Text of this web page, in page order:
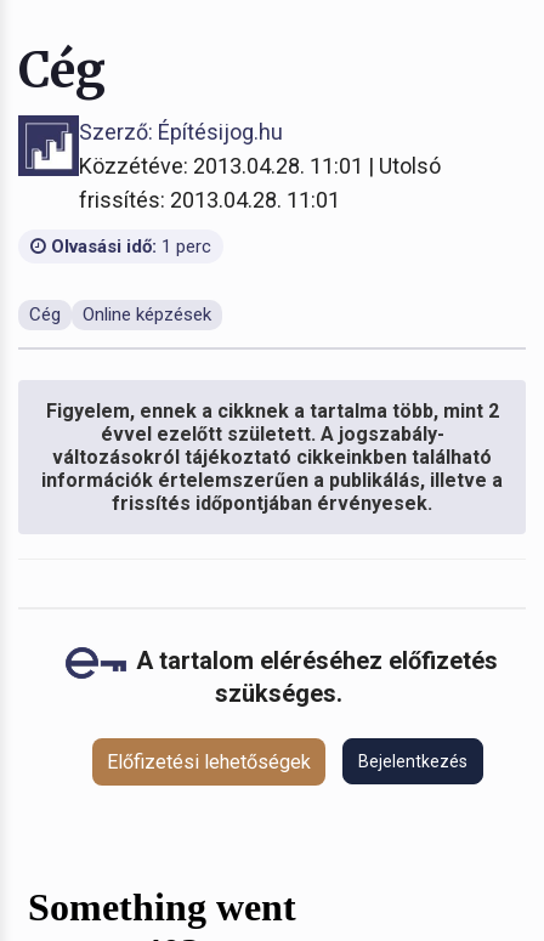
Cég
Szerző: Építésijog.hu
Közzétéve: 2013.04.28. 11:01 | Utolsó
frissítés: 2013.04.28. 11:01
Olvasási idő: 1 perc
Cég Online képzések
Figyelem, ennek a cikknek a tartalma több, mint 2
évvel ezelőtt született. A jogszabály-
változásokról tájékoztató cikkeinkben található
információk értelemszerűen a publikálás, illetve a
frissítés időpontjában érvényesek.
A tartalom eléréséhez előfizetés
szükséges.
Előfizetési lehetőségek Bejelentkezés